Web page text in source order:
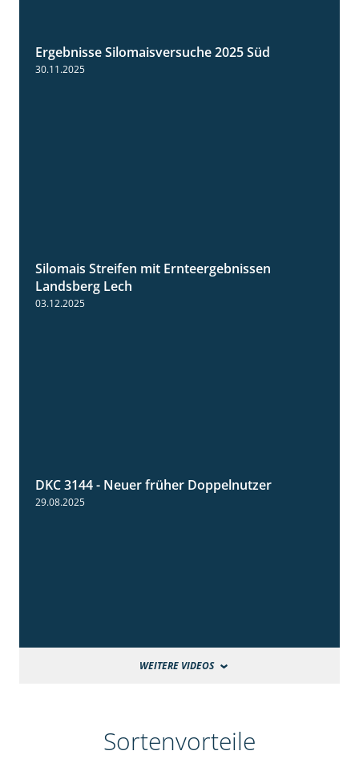
Ergebnisse Silomaisversuche 2025 Süd
30.11.2025
11:01
Silomais Streifen mit Ernteergebnissen
Landsberg Lech
03.12.2025
DKC 3144 - Neuer früher Doppelnutzer
29.08.2025
WEITERE VIDEOS
Sortenvorteile